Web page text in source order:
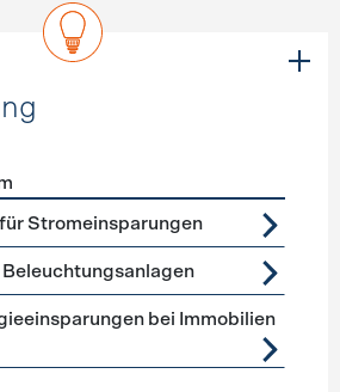
Beleuchtung
Stromeinsparungen
Beleuchtungsanlagen
bei Immobilien